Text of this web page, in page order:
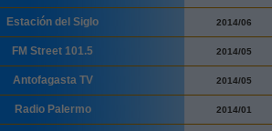
Estación del Siglo 2014/06
FM Street 101.5 2014/05
Antofagasta TV 2014/05
Radio Palermo 2014/01